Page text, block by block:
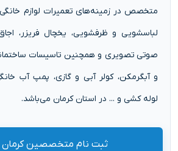
متخصص در زمینه‌های تعمیرات لوازم
لباسشویی و ظرفشویی، یخچال فریزر،
صوتی تصویری و همچنین تاسیسات
و آبگرمکن، کولر آبی و گازی، پمپ آب
لوله کشی و ... در استان کرمان می‌باشد.
ثبت نام متخصصین کرمان